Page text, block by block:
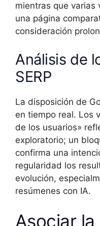
mientras que varias
una página
consideración
Análisis de
SERP
La disposición de
en tiempo real. Los
de los usuarios»
exploratorio; un
confirma una
regularidad los
evolución,
resúmenes con IA.
Asociar